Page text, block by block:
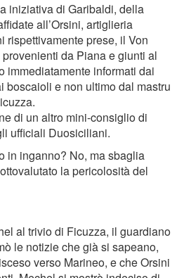
iniziativa di Garibaldi, della
all’Orsini, artiglieria
rispettivamente prese, il Von
da Piana e giunti al
immediatamente informati dai
boscaioli e non ultimo dal mastru
di un altro mini-consiglio di
ufﬁciali Duosiciliani.
in inganno? No, ma sbaglia
la pericolosità del
al trivio di Ficuzza, il guardiano
le notizie che già si sapeano,
verso Marineo, e che Orsini